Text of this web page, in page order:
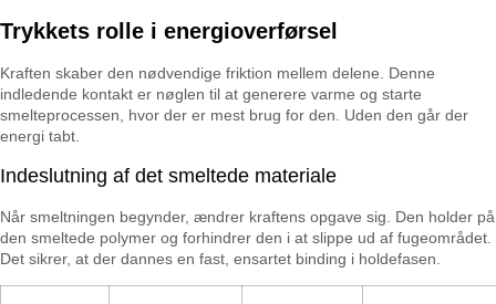
Trykkets rolle i energioverførsel
Kraften skaber den nødvendige friktion mellem delene. Denne
indledende kontakt er nøglen til at generere varme og starte
smelteprocessen, hvor der er mest brug for den. Uden den går der
energi tabt.
Indeslutning af det smeltede materiale
Når smeltningen begynder, ændrer kraftens opgave sig. Den holder på
den smeltede polymer og forhindrer den i at slippe ud af fugeområdet.
Det sikrer, at der dannes en fast, ensartet binding i holdefasen.